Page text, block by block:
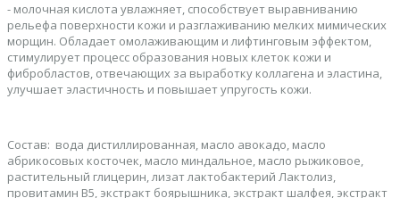
- молочная кислота увлажняет, способствует выравниванию
рельефа поверхности кожи и разглаживанию мелких мимических
морщин. Обладает омолаживающим и лифтинговым эффектом,
стимулирует процесс образования новых клеток кожи и
фибробластов, отвечающих за выработку коллагена и эластина,
улучшает эластичность и повышает упругость кожи.
Состав: вода дистиллированная, масло авокадо, масло
абрикосовых косточек, масло миндальное, масло рыжиковое,
растительный глицерин, лизат лактобактерий Лактолиз,
провитамин B5, экстракт боярышника, экстракт шалфея, экстракт